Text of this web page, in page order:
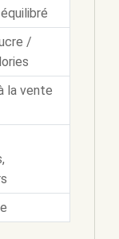
/
la vente